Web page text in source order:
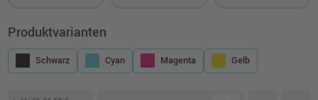
Produktvarianten
Schwarz Cyan Magenta Gelb